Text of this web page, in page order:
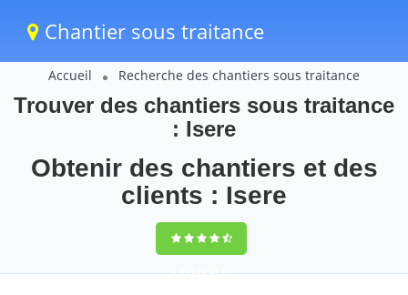
Chantier sous traitance
Accueil Recherche des chantiers sous traitance
Trouver des chantiers sous traitance
: Isere
Obtenir des chantiers et des
clients : Isere
9,5(100%)79